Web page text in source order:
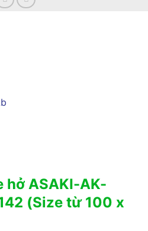
hở ASAKI-AK-
(Size từ 100 x